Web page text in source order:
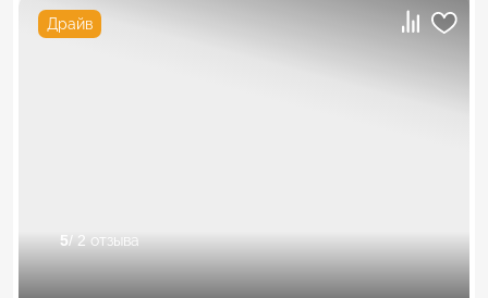
Драйв
5/ 2 отзыва